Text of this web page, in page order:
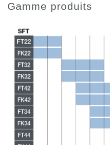
Gamme produits